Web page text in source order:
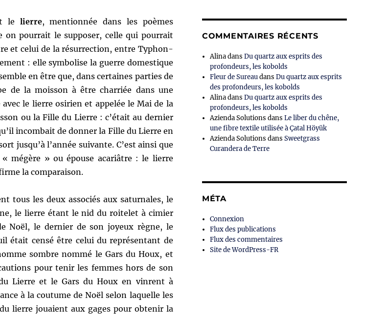
le lierre, mentionnée dans les poèmes
on pourrait le supposer, celle qui pourrait
et celui de la résurrection, entre Typhon-
: elle symbolise la guerre domestique
en être que, dans certaines parties de
de la moisson à être charriée dans une
le lierre osirien et appelée le Mai de la
ou la Fille du Lierre : c’était au dernier
incombait de donner la Fille du Lierre en
jusqu’à l’année suivante. C’est ainsi que
mégère » ou épouse acariâtre : le lierre
la comparaison.
tous les deux associés aux saturnales, le
le lierre étant le nid du roitelet à cimier
Noël, le dernier de son joyeux règne, le
était censé être celui du représentant de
sombre nommé le Gars du Houx, et
pour tenir les femmes hors de son
Lierre et le Gars du Houx en vinrent à
à la coutume de Noël selon laquelle les
lierre jouaient aux gages pour obtenir la
COMMENTAIRES RÉCENTS
AlinadansDu quartz aux esprits des
profondeurs, les kobolds
Fleur de SureaudansDu quartz aux esprits
des profondeurs, les kobolds
AlinadansDu quartz aux esprits des
profondeurs, les kobolds
Azienda Solutions dansLe liber du chêne,
une fibre textile utilisée à Çatal Höyük
Azienda Solutions dansSweetgrass
Curandera de Terre
MÉTA
Connexion
Flux des publications
Flux des commentaires
Site de WordPress-FR